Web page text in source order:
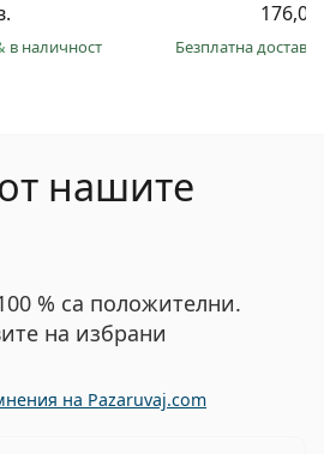
в наличност Безплатна
нашите
% са положителни.
на избрани
на Pazaruvaj.com